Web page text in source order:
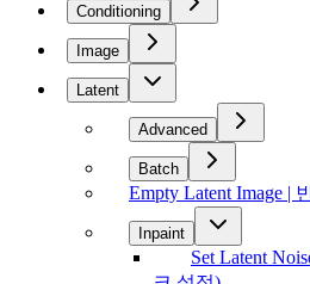
Conditioning
Image
Latent
Advanced
Batch
Empty Latent Image |
Inpaint
Set Latent